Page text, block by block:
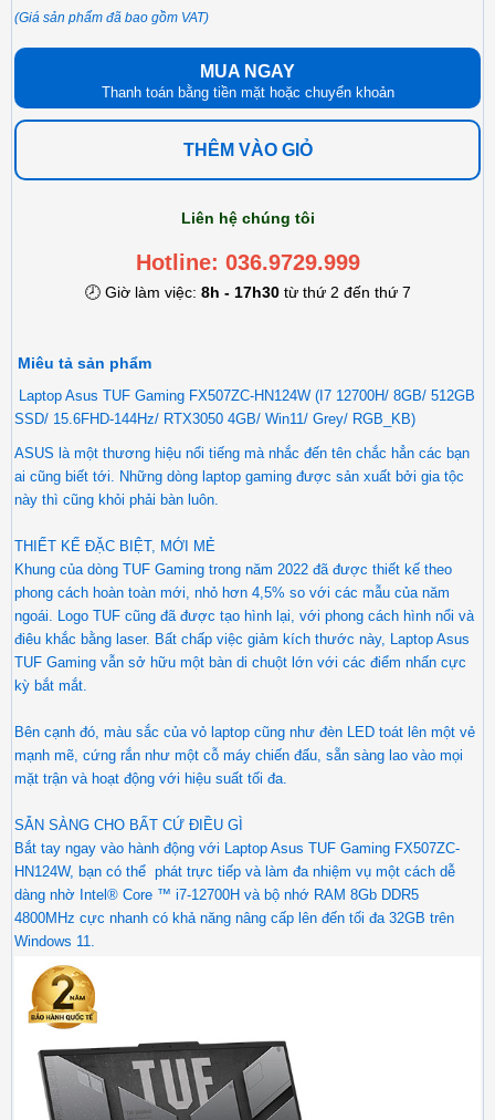
(Giá sản phẩm đã bao gồm VAT)
MUA NGAY
Thanh toán bằng tiền mặt hoặc chuyển khoản
THÊM VÀO GIỎ
Liên hệ chúng tôi
Hotline: 036.9729.999
🕗 Giờ làm việc: 8h - 17h30từ thứ 2 đến thứ 7
Miêu tả sản phẩm
Laptop Asus TUF Gaming FX507ZC-HN124W (I7 12700H/ 8GB/ 512GB
SSD/ 15.6FHD-144Hz/ RTX3050 4GB/ Win11/ Grey/ RGB_KB)
ASUS là một thương hiệu nổi tiếng mà nhắc đến tên chắc hẳn các bạn
ai cũng biết tới. Những dòng laptop gaming được sản xuất bởi gia tộc
này thì cũng khỏi phải bàn luôn.
THIẾT KẾ ĐẶC BIỆT, MỚI MẺ
Khung của dòng TUF Gaming trong năm 2022 đã được thiết kế theo
phong cách hoàn toàn mới, nhỏ hơn 4,5% so với các mẫu của năm
ngoái. Logo TUF cũng đã được tạo hình lại, với phong cách hình nổi và
điêu khắc bằng laser. Bất chấp việc giảm kích thước này, Laptop Asus
TUF Gaming vẫn sở hữu một bàn di chuột lớn với các điểm nhấn cực
kỳ bắt mắt.
Bên cạnh đó, màu sắc của vỏ laptop cũng như đèn LED toát lên một vẻ
mạnh mẽ, cứng rắn như một cỗ máy chiến đấu, sẵn sàng lao vào mọi
mặt trận và hoạt động với hiệu suất tối đa.
SẴN SÀNG CHO BẤT CỨ ĐIỀU GÌ
Bắt tay ngay vào hành động với Laptop Asus TUF Gaming FX507ZC-
HN124W, bạn có thể phát trực tiếp và làm đa nhiệm vụ một cách dễ
dàng nhờ Intel® Core ™ i7-12700H và bộ nhớ RAM 8Gb DDR5
4800MHz cực nhanh có khả năng nâng cấp lên đến tối đa 32GB trên
Windows 11.